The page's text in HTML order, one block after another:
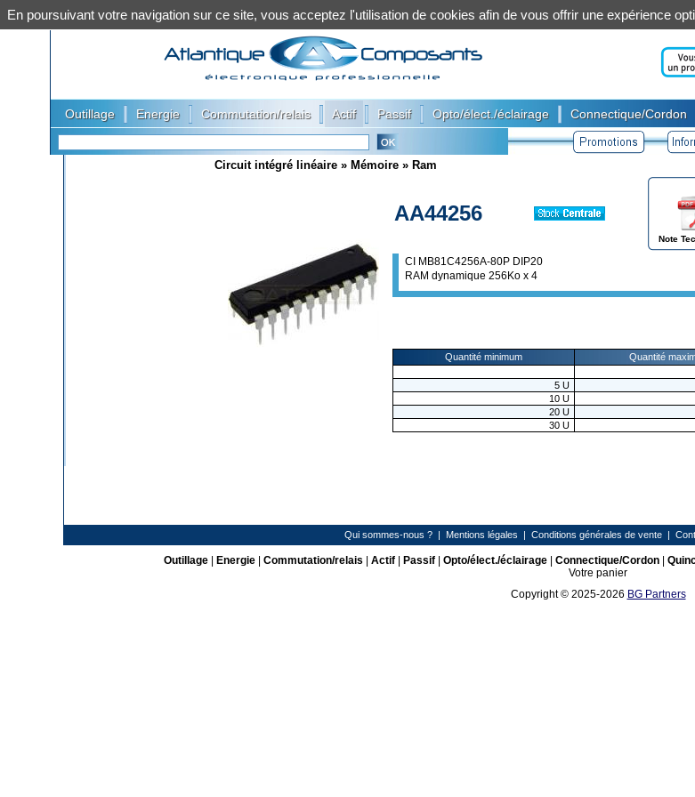
Outillage Energie Commutation/relais Actif Passif Opto/élect./éclairage Connectique/Cordon
Circuit intégré linéaire » Mémoire » Ram
AA44256
Note
CI MB81C4256A-80P DIP20
RAM dynamique 256Ko x 4
Quantité minimum Quantité
5 U
10 U
20 U
30 U
Qui sommes-nous ?| Mentions légales | Conditions générales de vente|
Outillage| Energie| Commutation/relais Actif| Passif| Opto/élect./éclairage| Connectique/Cordon|
Votre panier
Copyright © 2025-2026 BG Partners
En poursuivant votre navigation sur ce site, vous acceptez l'utilisation de cookies afin de vous offrir une expérience